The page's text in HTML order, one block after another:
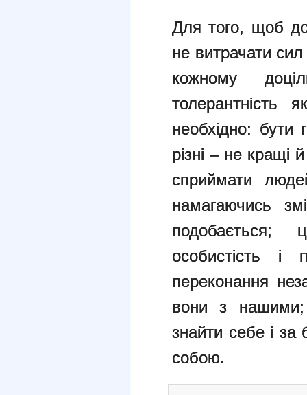
Для того, щоб
не витрачати сил
кожному
толерантність
необхідно:
різні – не кращі
сприймати
намагаючись
подобається;
особистість і
переконання
вони з нашими;
знайти себе і за
собою.